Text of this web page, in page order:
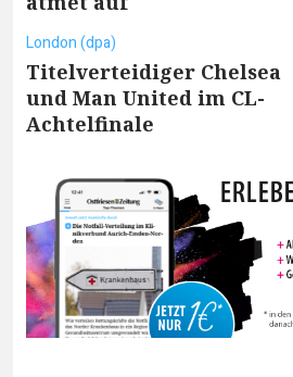
London (dpa)
Titelverteidiger Chelsea
und Man United im CL-
Achtelfinale